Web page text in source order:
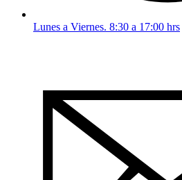
Lunes a Viernes. 8:30 a 17:00 hrs